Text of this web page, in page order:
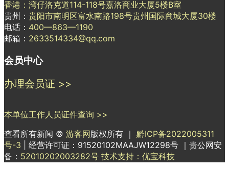
香港：湾仔洛克道114-118号嘉洛商业大厦5楼B室
贵州： 贵阳市南明区富水南路198号贵州国际商城大厦30楼
电话： 400—863—1190
邮箱： 2633514334@qq.com
会员中心
办理会员证 >>
本单位工作人员证件查询 >>
查看所有新闻 © 游客网版权所有 ｜ 黔ICP备2022005311
号-3
| 经营许可证：91520102MAAJW12298号 ｜贵公网安
备： 52010202003282号 技术支持：优宝科技